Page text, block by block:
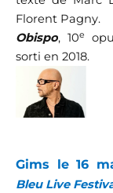
Florent Pagny.
Obispo, 10e
sorti en 2018.
Gims le 16
Bleu Live